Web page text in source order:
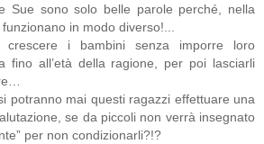
Sue sono solo belle parole perché, nella
in modo diverso!...
crescere i bambini senza imporre loro
fino all’età della ragione, per poi lasciarli
potranno mai questi ragazzi effettuare una
se da piccoli non verrà insegnato
per non condizionarli?!?